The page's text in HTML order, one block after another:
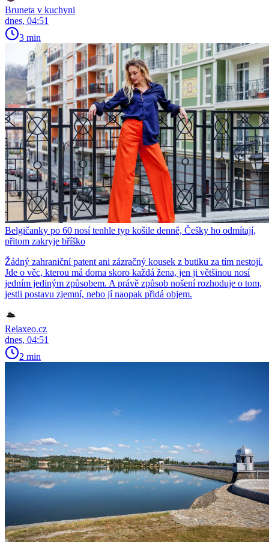
Bruneta v kuchyni
dnes, 04:51
3 min
Belgičanky po 60 nosí tenhle typ košile denně, Češky ho odmítají,
přitom zakryje bříško
Žádný zahraniční patent ani zázračný kousek z butiku za tím nestojí.
Jde o věc, kterou má doma skoro každá žena, jen ji většinou nosí
jedním jediným způsobem. A právě způsob nošení rozhoduje o tom,
jestli postavu zjemní, nebo jí naopak přidá objem.
Relaxeo.cz
dnes, 04:51
2 min